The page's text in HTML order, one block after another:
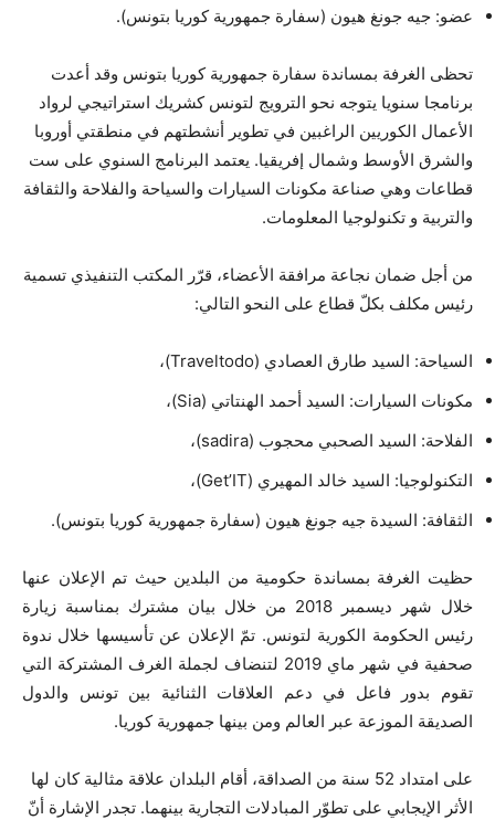
عضو: جيه جونغ هيون (سفارة جمهورية كوريا بتونس).
تحظى الغرفة بمساندة سفارة جمهورية كوريا بتونس وقد أعدت
برنامجا سنويا يتوجه نحو الترويج لتونس كشريك استراتيجي لرواد
الأعمال الكوريين الراغبين في تطوير أنشطتهم في منطقتي أوروبا
والشرق الأوسط وشمال إفريقيا. يعتمد البرنامج السنوي على ست
قطاعات وهي صناعة مكونات السيارات والسياحة والفلاحة والثقافة
والتربية و تكنولوجيا المعلومات.
من أجل ضمان نجاعة مرافقة الأعضاء، قرّر المكتب التنفيذي تسمية
رئيس مكلف بكلّ قطاع على النحو التالي:
السياحة: السيد طارق العصادي (Traveltodo)،
مكونات السيارات: السيد أحمد الهنتاتي (Sia)،
الفلاحة: السيد الصحبي محجوب (sadira)،
التكنولوجيا: السيد خالد المهيري (Get’IT)،
الثقافة: السيدة جيه جونغ هيون (سفارة جمهورية كوريا بتونس).
حظيت الغرفة بمساندة حكومية من البلدين حيث تم الإعلان عنها
خلال شهر ديسمبر 2018 من خلال بيان مشترك بمناسبة زيارة
رئيس الحكومة الكورية لتونس. تمّ الإعلان عن تأسيسها خلال ندوة
صحفية في شهر ماي 2019 لتنضاف لجملة الغرف المشتركة التي
تقوم بدور فاعل في دعم العلاقات الثنائية بين تونس والدول
الصديقة الموزعة عبر العالم ومن بينها جمهورية كوريا.
على امتداد 52 سنة من الصداقة، أقام البلدان علاقة مثالية كان لها
الأثر الإيجابي على تطوّر المبادلات التجارية بينهما. تجدر الإشارة أنّ